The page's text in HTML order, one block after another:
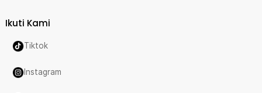
Ikuti Kami
Tiktok
Instagram